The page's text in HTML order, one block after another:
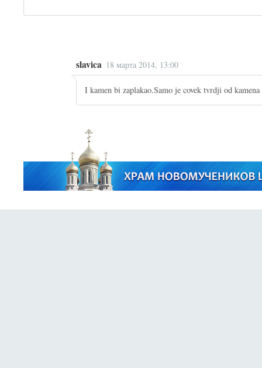
slavica 18 марта 2014, 13:00
I kamen bi zaplakao.Samo je covek tvrdji od